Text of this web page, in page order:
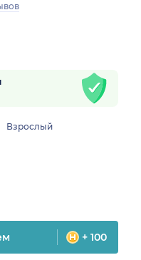
Взрослый
+ 100